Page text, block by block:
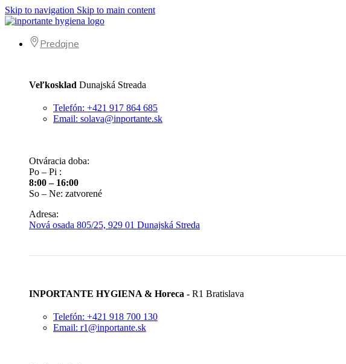
Skip to navigation Skip to main content
Predajne
Veľkosklad Dunajská Streada
Telefón: +421 917 864 685
Email: solava@inportante.sk
Otváracia doba:
Po – Pi :
8:00 – 16:00
So – Ne: zatvorené
Adresa:
Nová osada 805/25, 929 01 Dunajská Streda
INPORTANTE HYGIENA & Horeca - R1 Bratislava
Telefón: +421 918 700 130
Email: r1@inportante.sk